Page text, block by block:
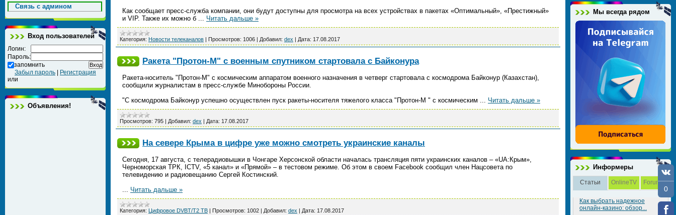
Cвязь с админом
Вход пользователей
Логин:
Пароль:
запомнить
Забыл пароль
Регистрация
или
Объявления!
Как сообщает пресс-служба компании, они будут доступны для просмотра на всех устройствах в пакетах «Оптимальный», «Престижный»
и VIP. Также их можно б ... Читать дальше »
Категория: Новости телеканалов | Просмотров: 1006 | Добавил: dex | Дата: 17.08.2017
Ракета "Протон-М" с военным спутником стартовала с Байконура
Ракета-носитель "Протон-М" с космическим аппаратом военного назначения в четверг стартовала с космодрома Байконур (Казахстан),
сообщили журналистам в пресс-службе Минобороны России.
"С космодрома Байконур успешно осуществлен пуск ракеты-носителя тяжелого класса "Протон-М " с космическим ... Читать дальше »
Просмотров: 795 | Добавил: dex | Дата: 17.08.2017
На севере Крыма в цифре уже можно смотреть украинские каналы
Сегодня, 17 августа, с телерадиовышки в Чонгаре Херсонской области началась трансляция пяти украинских каналов – «UА:Крым»,
Черноморская ТРК, ICTV, «5 канал» и «Прямой» – в тестовом режиме. Об этом в своем Facebook сообщил член Нацсовета по
телевидению и радиовещанию Сергей Костинский.
... Читать дальше »
Категория: Цифровое DVBT/T2 ТВ | Просмотров: 1002 | Добавил: dex | Дата: 17.08.2017
Мы всегда рядом
Информеры
Статьи OnlineTV Forum
Как выбрать надежное
онлайн-казино: обзор...
0